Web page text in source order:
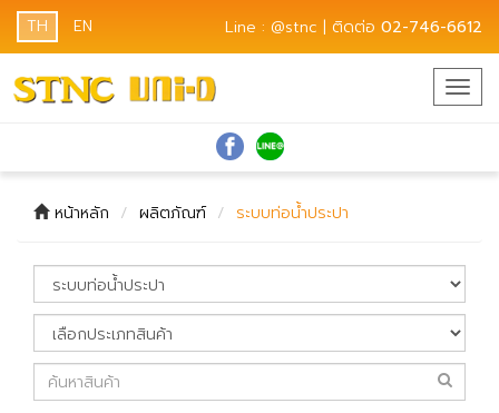
TH EN Line : @stnc | ติดต่อ 02-746-6612
หน้าหลัก ผลิตภัณฑ์ ระบบท่อน้ำประปา